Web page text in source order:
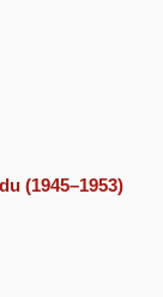
(1945–1953)